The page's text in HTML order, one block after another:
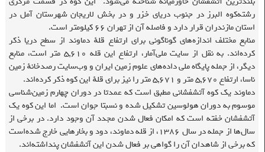
رشته‌کوه البرز در جنوب دریای خزر و در بخش لاریجان شهرستان آمل در
استان مازندران قرار دارد و فاصله آن از تهران ۶۶ کیلومتر است.
منابع مختلف اندازه‌های گوناگونی برای ارتفاع قلهٔ دماوند از سطح دریا ذکر
کرده‌اند. به نقل از سایت ملی‌آمار، ارتفاع این قله ۵,۶۱۰ متر است، منابع
دیگر، از جمله پایگاه ملی داده‌های علوم زمین ایران و وب‌سایت رصدخانهٔ زمین
ناسا، ارتفاع ۵,۶۷۰ متر و ۵,۶۷۱ متر را نیز برای قلهٔ این کوه ذکر کرده‌اند.
دماوند یک کوه آتشفشانی مطبق است که عمدتا در دوران چهارم زمین‌شناسی
موسوم به دوران هولوسین تشکیل شده و نسبتا جوان است. اما این کوه یک
آتشفشان خفته ‌است که امکان فعال شدن مجدد آن وجود دارد. در برخی از
سال‌ها از جمله در سال ۱۳۸۶، از قله دماوند، دود و بخارهایی خارج شده‌است
که برخی از شاهدان آن را گواهی بر فعال شدن این آتشفشان پنداشته‌اند.